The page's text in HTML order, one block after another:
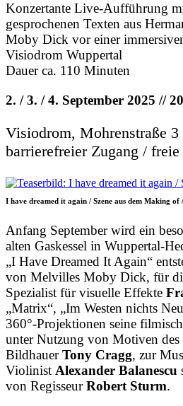
Konzertante Live-Aufführung
gesprochenen Texten aus
Moby Dick vor einer
Visiodrom Wuppertal
Dauer ca. 110 Minuten
2. / 3. / 4. September 2025 //
Visiodrom, Mohrenstraße
barrierefreier Zugang /
I have dreamed it again / Szene aus dem Making
Anfang September wird ein
alten Gaskessel in Wuppertal-
„I Have Dreamed It Again“
von Melvilles Moby Dick, für
Spezialist für visuelle Effekte
„Matrix“, „Im Westen nichts
360°-Projektionen seine
unter Nutzung von Motiven
BildhauerTony Cragg, zur
Violinist Alexander Balanescu
von RegisseurRobert Sturm.